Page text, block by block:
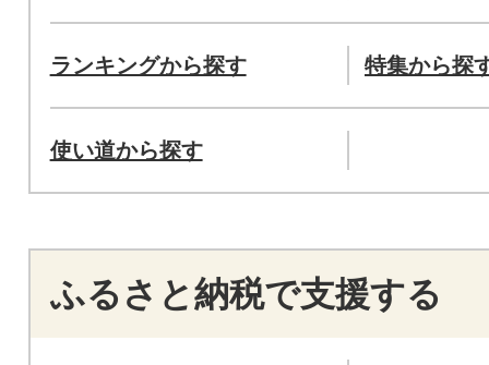
ランキングから探す 特集から探
使い道から探す
ふるさと納税で支援する